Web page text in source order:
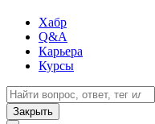
Хабр
Q&A
Карьера
Курсы
Закрыть